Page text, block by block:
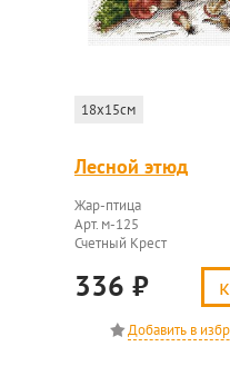
18x15см
Лесной этюд
Жар-птица
Арт. м-125
Счетный Крест
336 ₽